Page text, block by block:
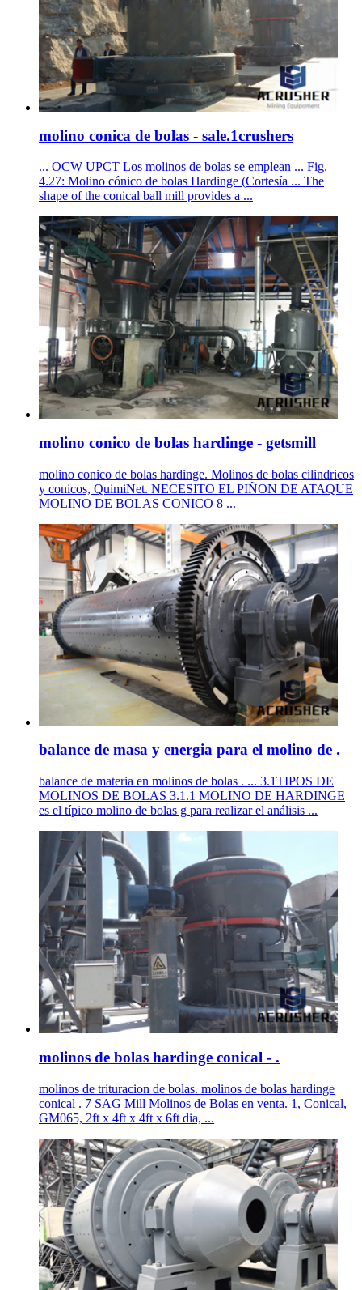
molino conica de bolas - sale.1crushers
... OCW UPCT Los molinos de bolas se emplean ... Fig.
4.27: Molino cónico de bolas Hardinge (Cortesía ... The
shape of the conical ball mill provides a ...
molino conico de bolas hardinge - getsmill
molino conico de bolas hardinge. Molinos de bolas cilindricos
y conicos, QuimiNet. NECESITO EL PIÑON DE ATAQUE
MOLINO DE BOLAS CONICO 8 ...
balance de masa y energia para el molino de .
balance de materia en molinos de bolas . ... 3.1TIPOS DE
MOLINOS DE BOLAS 3.1.1 MOLINO DE HARDINGE
es el típico molino de bolas g para realizar el análisis ...
molinos de bolas hardinge conical - .
molinos de trituracion de bolas. molinos de bolas hardinge
conical . 7 SAG Mill Molinos de Bolas en venta. 1, Conical,
GM065, 2ft x 4ft x 4ft x 6ft dia, ...